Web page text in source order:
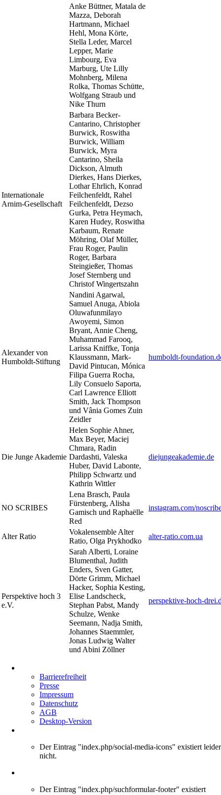
Anke Büttner, Matala de
Mazza, Deborah
Hartmann, Michael
Hehl, Mona Körte,
Stella Leder, Marcel
Lepper, Marie
Limbourg, Eva
Marburg, Ute Lilly
Mohnberg, Milena
Rolka, Thomas Schütte,
Wolfgang Straub und
Nike Thurn
Internationale
Arnim-Gesellschaft
Barbara Becker-
Cantarino, Christopher
Burwick, Roswitha
Burwick, William
Burwick, Myra
Cantarino, Sheila
Dickson, Almuth
Dierkes, Hans Dierkes,
Lothar Ehrlich, Konrad
Feilchenfeldt, Rahel
Feilchenfeldt, Dezso
Gurka, Petra Heymach,
Karen Hudey, Roswitha
Karbaum, Renate
Möhring, Olaf Müller,
Frau Roger, Paulin
Roger, Barbara
Steingießer, Thomas
Josef Sternberg und
Christof Wingertszahn
Alexander von
Humboldt-Stiftung
Nandini Agarwal,
Samuel Anuga, Abiola
Oluwafunmilayo
Awoyemi, Simon
Bryant, Annie Cheng,
Muhammad Farooq,
Larissa Kniffke, Tonja
Klaussmann, Mark-
David Pintucan, Mónica
Filipa Guerra Rocha,
Lily Consuelo Saporta,
Carl Lawrence Elliott
Smith, Jack Thompson
und Vânia Gomes Zuin
Zeidler
humboldt-
Die Junge Akademie
Helen Sophie Ahner,
Max Beyer, Maciej
Chmara, Radin
Dardashti, Valeska
Huber, David Labonte,
Philipp Schwartz und
Kathrin Wittler
diejungeakademie.de
NO SCRIBES
Lena Brasch, Paula
Fürstenberg, Alisha
Gamisch und Raphaëlle
Red
instagram.com/
Alter Ratio
Vokalensemble Alter
Ratio, Olga Prykhodko
alter-ratio.com.ua
Perspektive hoch 3
e.V.
Sarah Alberti, Loraine
Blumenthal, Judith
Enders, Sven Gatter,
Dörte Grimm, Michael
Hacker, Sophia Kesting,
Elise Landscheck,
Stephan Pabst, Mandy
Schulze, Wenke
Seemann, Nadja Smith,
Johannes Staemmler,
Jonas Ludwig Walter
und Abini Zöllner
perspektive-hoch-
überspringen
Barrierefreiheit
Presse
Impressum
Datenschutz
AGB
Desktop-Version
Der Eintrag "index.php/social-media-icons" existiert leider
nicht.
Der Eintrag "index.php/suchformular-footer" existiert